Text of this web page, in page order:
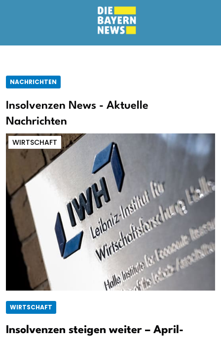
NACHRICHTEN
Insolvenzen News - Aktuelle
Nachrichten
WIRTSCHAFT
WIRTSCHAFT
Insolvenzen steigen weiter – April-